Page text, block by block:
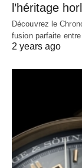
l’héritage
Découvrez le
fusion parfaite
2 years ago